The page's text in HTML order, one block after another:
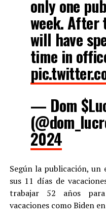
only one
week.
will have
time in
— Dom
2024
Según la publicación, un
sus 11 días de
trabajar 52 años
vacaciones como Biden